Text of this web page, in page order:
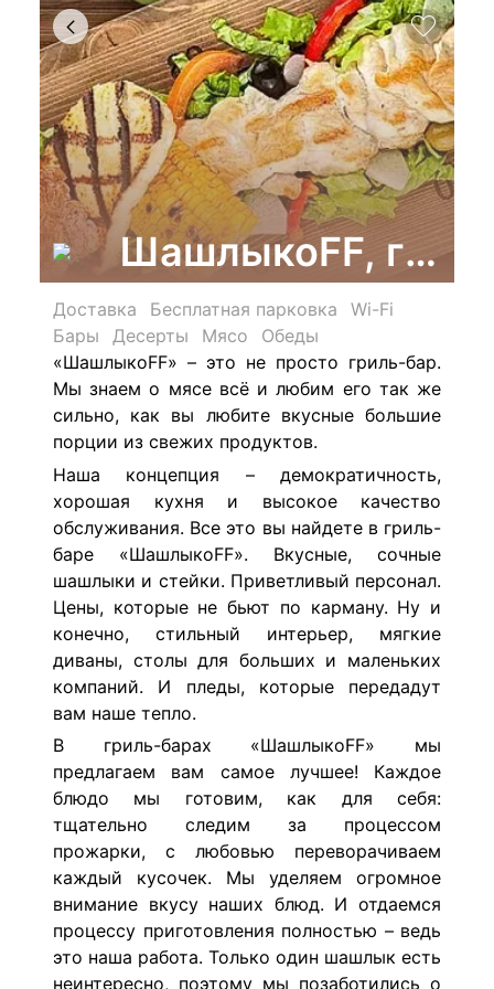
ШашлыкоFF,
Доставка Бесплатная парковка
Wi-Fi
Бары
Десерты Мясо
Обеды
«ШашлыкоFF» – это не просто гриль-бар.
Мы знаем о мясе всё и любим его так же
сильно, как вы любите вкусные большие
порции из свежих продуктов.
Наша концепция – демократичность,
хорошая кухня и высокое качество
обслуживания. Все это вы найдете в гриль-
баре «ШашлыкоFF».
Вкусные, сочные
шашлыки и стейки. Приветливый персонал.
Цены, которые не бьют по карману. Ну и
конечно, стильный интерьер, мягкие
диваны, столы для больших и маленьких
компаний. И пледы, которые передадут
вам наше тепло.
В гриль-барах «ШашлыкоFF» мы
предлагаем вам самое лучшее! Каждое
блюдо мы готовим, как для себя:
тщательно следим за процессом
прожарки, с любовью переворачиваем
каждый кусочек. Мы уделяем огромное
внимание вкусу наших блюд. И отдаемся
процессу приготовления полностью – ведь
это наша работа. Только один шашлык есть
неинтересно, поэтому мы позаботились о